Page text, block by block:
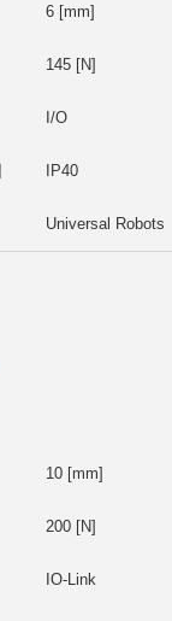
6 [mm]
145 [N]
I/O
IP40
Universal Robots
10 [mm]
200 [N]
IO-Link